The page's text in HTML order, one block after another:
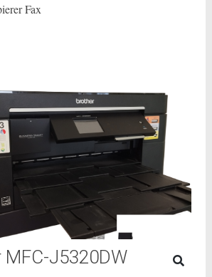
Fax
MFC-J5320DW